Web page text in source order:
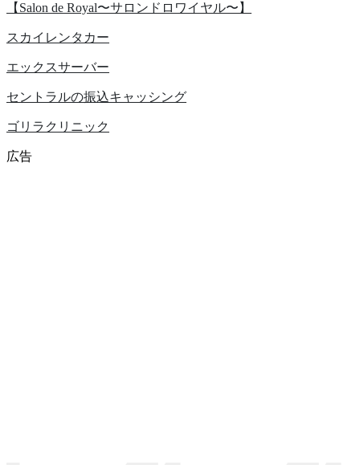
【Salon de Royal〜サロンドロワイヤル〜】
スカイレンタカー
エックスサーバー
セントラルの振込キャッシング
ゴリラクリニック
広告